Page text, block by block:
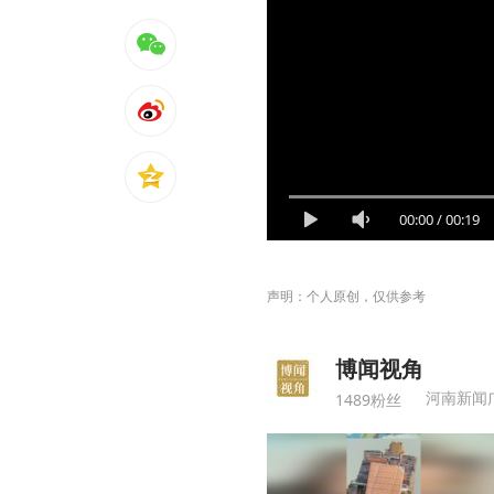
00:00/00:19
声明：个人原创，仅供参考
博闻视角
1489粉丝 河南新闻